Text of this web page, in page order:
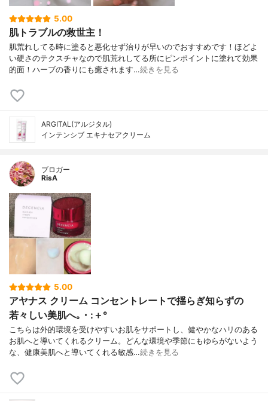
5.00
肌トラブルの救世主！
肌荒れしてる時に塗ると悪化せず治りが早いのでおすすめです！ほどよ
い硬さのテクスチャなので肌荒れしてる所にピンポイントに塗れて効果
的面！ハーブの香りにも癒されます…続きを見る
ARGITAL(アルジタル)
インテンシブ エキナセアクリーム
ブロガー
RisA
5.00
アヤナス クリーム コンセントレートで揺らぎ知らずの
若々しい美肌へ｡・:＋°
こちらは外的環境を受けやすいお肌をサポートし、健やかなハリのある
お肌へと導いてくれるクリーム。どんな環境や季節にもゆらがないよう
な、健康美肌へと導いてくれる敏感…続きを見る